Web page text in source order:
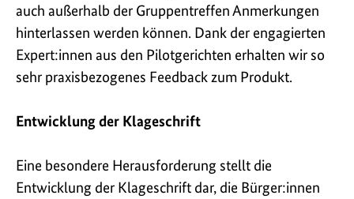
auch außerhalb der Gruppentreffen Anmerkungen
hinterlassen werden können. Dank der engagierten
Expert:innen aus den Pilotgerichten erhalten wir so
sehr praxisbezogenes Feedback zum Produkt.
Entwicklung der Klageschrift
Eine besondere Herausforderung stellt die
Entwicklung der Klageschrift dar, die Bürger:innen